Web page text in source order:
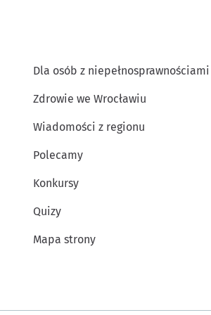
Dla osób z niepełnosprawnościami
Zdrowie we Wrocławiu
Wiadomości z regionu
Polecamy
Konkursy
Quizy
Mapa strony